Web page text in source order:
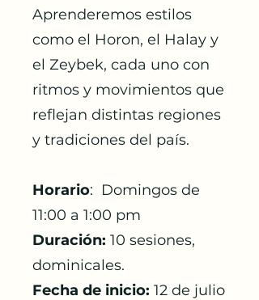
Aprenderemos estilos
como el Horon, el Halay y
el Zeybek, cada uno con
ritmos y movimientos que
reflejan distintas regiones
y tradiciones del país.
Horario: Domingos de
11:00 a 1:00 pm
Duración: ​ 10 sesiones,
dominicales.
Fecha de inicio: 12 de julio